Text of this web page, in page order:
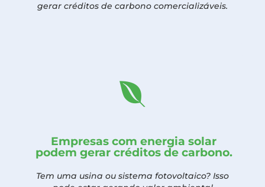
gerar créditos de carbono comercializáveis.
Empresas com energia solar
podem gerar créditos de carbono.
Tem uma usina ou sistema fotovoltaico? Isso